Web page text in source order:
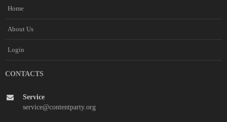
Home
About Us
Login
CONTACTS
Service
service@contentparty.org